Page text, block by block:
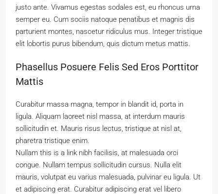
justo ante. Vivamus egestas sodales est, eu rhoncus urna
semper eu. Cum sociis natoque penatibus et magnis dis
parturient montes, nascetur ridiculus mus. Integer tristique
elit lobortis purus bibendum, quis dictum metus mattis.
Phasellus Posuere Felis Sed Eros Porttitor
Mattis
Curabitur massa magna, tempor in blandit id, porta in
ligula. Aliquam laoreet nisl massa, at interdum mauris
sollicitudin et. Mauris risus lectus, tristique at nisl at,
pharetra tristique enim.
Nullam this is a link nibh facilisis, at malesuada orci
congue. Nullam tempus sollicitudin cursus. Nulla elit
mauris, volutpat eu varius malesuada, pulvinar eu ligula. Ut
et adipiscing erat. Curabitur adipiscing erat vel libero